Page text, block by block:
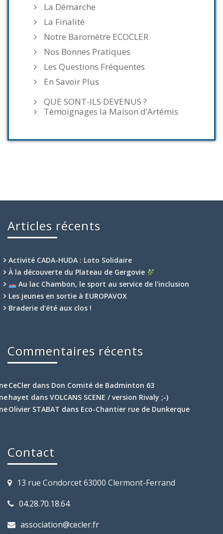
La Démarche
La Finalité
Notre Baromètre ECOCLER
Nos Bonnes Pratiques
Les Questions Fréquentes
En Savoir Plus
QUE SONT-ILS DEVENUS ?
Témoignages la Maison d’Artémis
Articles récents
Activité CADA-HUDA : Loto Solidaire
À la découverte du Plateau de Gergovie
Au lac Chambon, le sport au service de l’inclusion
Les jeunes en sortie à EUROPAVOX
Braderie d’été aux clos !
Commentaires récents
CeCler dans Don Comité de Badminton 63
hayet dans VOLCANS SCENE / version Rivaly ;-)
Olivier STABAT dans Eco-Chantier rue de Dunkerque
Contact
13 rue Condorcet 63000 Clermont-Ferrand
04.28.70.18.64
association@cecler.fr